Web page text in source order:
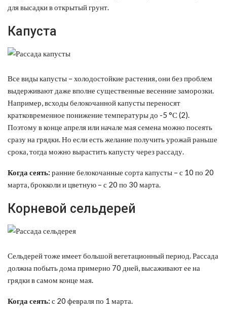
для высадки в открытый грунт.
Капуста
Все виды капусты – холодостойкие растения, они без проблем
выдерживают даже вполне существенные весенние заморозки.
Например, всходы белокочанной капусты переносят
кратковременное понижение температуры до -5 °С (2).
Поэтому в конце апреля или начале мая семена можно посеять
сразу на грядки. Но если есть желание получить урожай раньше
срока, тогда можно вырастить капусту через рассаду.
Когда сеять: ранние белокочанные сорта капусты – с 10 по 20
марта, брокколи и цветную – с 20 по 30 марта.
Корневой сельдерей
Сельдерей тоже имеет большой вегетационный период. Рассада
должна побыть дома примерно 70 дней, высаживают ее на
грядки в самом конце мая.
Когда сеять: с 20 февраля по 1 марта.